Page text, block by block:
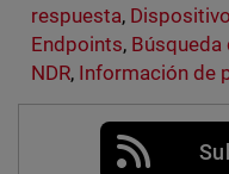
respuesta,
Endpoints, Búsqueda
NDR, Información de